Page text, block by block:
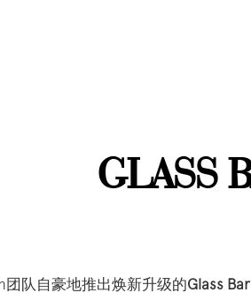
GLASS
队自豪地推出焕新升级的 Glass Bar